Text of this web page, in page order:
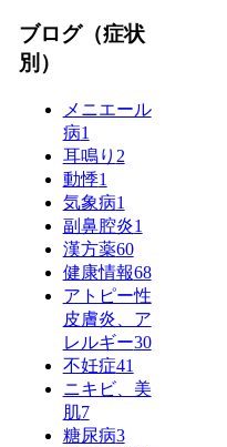
ブログ（症状
別）
メニエール
病1
耳鳴り 2
動悸1
気象病1
副鼻腔炎1
漢方薬60
健康情報68
アトピー性
皮膚炎、ア
レルギー30
不妊症41
ニキビ、美
肌7
糖尿病3